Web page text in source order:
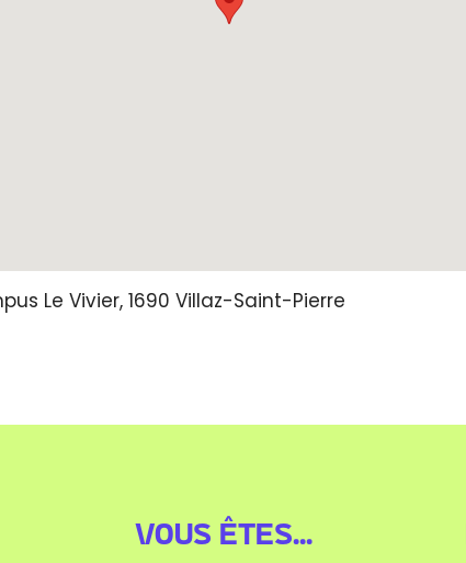
Le Vivier, 1690 Villaz-Saint-Pierre
Vous êtes...